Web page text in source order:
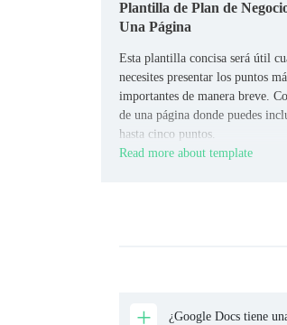
Plantilla de Plan de
Una Página
Esta plantilla concisa será útil
necesites presentar los puntos
importantes de manera breve.
de una página donde puedes
hasta cinco puntos.
Read more about template
¿Google Docs tiene